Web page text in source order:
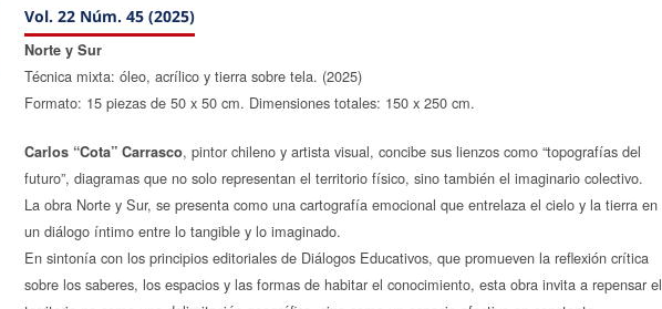
Vol. 22 Núm. 45 (2025)
Norte y Sur
Técnica mixta: óleo, acrílico y tierra sobre tela. (2025)
Formato: 15 piezas de 50 x 50 cm. Dimensiones totales: 150 x 250 cm.
Carlos “Cota” Carrasco, pintor chileno y artista visual, concibe sus lienzos como “topografías del
futuro”, diagramas que no solo representan el territorio físico, sino también el imaginario colectivo.
La obra Norte y Sur, se presenta como una cartografía emocional que entrelaza el cielo y la tierra en
un diálogo íntimo entre lo tangible y lo imaginado.
En sintonía con los principios editoriales de Diálogos Educativos, que promueven la reflexión crítica
sobre los saberes, los espacios y las formas de habitar el conocimiento, esta obra invita a repensar el